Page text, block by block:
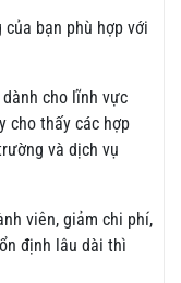
bạn phù hợp với
cho lĩnh vực
cho thấy các hợp
và dịch vụ
viên, giảm chi phí,
định lâu dài thì